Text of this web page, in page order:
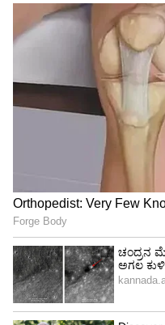
Instagram
ನೋಟ್​ಬುಕ್​ ನೀಡಲು
ಇದೀಗ ನಟ ಕಿರಣ್​
ಫೌಂಡೇಷನ್​ ವತಿಯಿಂದ
ಮುಂದಾಗಿದ್ದಾರೆ.
ಖಾತೆಯಲ್ಲಿ ಈ ಬಗ್ಗೆ
ಸಂಸ್ಥೆ ಅಥವಾ ಆಶ್ರಮಕ್ಕೆ
ಕೊಡುತ್ತೇನೆ. ಈ ಬಗ್ಗೆ ತಿಳಿಸಿ
ಇರುವವರು ಮಾತ್ರ